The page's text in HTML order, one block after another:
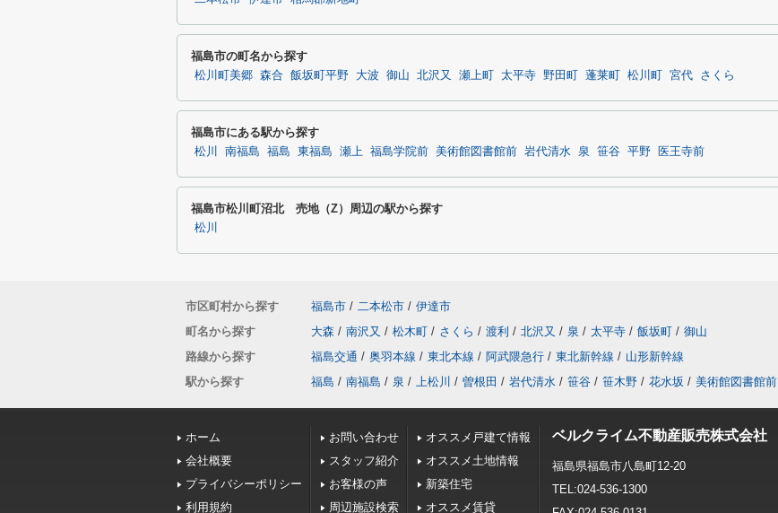
福島市の町名から探す
松川町美郷 森合 飯坂町平野 大波 御山 北沢又 瀬上町 太平寺 野田町 蓬莱町 松川町 宮代 さくら
福島市にある駅から探す
松川 南福島 福島 東福島 瀬上 福島学院前 美術館図書館前 岩代清水 泉 笹谷 平野 医王寺前
福島市松川町沼北 売地（Z）周辺の駅から探す
松川
市区町村から探す 福島市 / 二本松市 / 伊達市
町名から探す
大森 / 南沢又 / 松木町 / さくら / 渡利 / 北沢又 / 泉 / 太平寺 / 飯坂町 / 御山
路線から探す
福島交通 / 奥羽本線 / 東北本線 / 阿武隈急行 / 東北新幹線 / 山形新幹線
駅から探す
福島 / 南福島 / 泉 / 上松川 / 曽根田 / 岩代清水 / 笹谷 / 笹木野 / 花水坂 / 美術館図書館前
ホーム
会社概要
プライバシーポリシー
利用規約
お問い合わせ
スタッフ紹介
お客様の声
周辺施設検索
オススメ戸建て情報
オススメ土地情報
新築住宅
オススメ賃貸
ベルクライム不動産販売株式会社
福島県福島市八島町12-20
TEL:024-536-1300